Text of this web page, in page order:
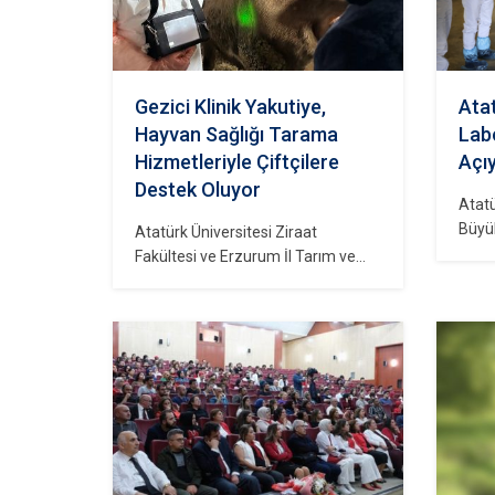
Gezici Klinik Yakutiye,
Hayvan Sağlığı Tarama
Hizmetleriyle Çiftçilere
Destek Oluyor
Atatürk Üniversitesi Ziraat
Fakültesi ve Erzurum İl Tarım ve
projesi, hayvan sağlığı tarama
hizmetleriyle çiftçilere önemli
destek sağlamaktadır. Bu
kapsamda, 29 Aralık 2023 tarihinde
Güzelova Mahallesi’nde
gerçekleştirilen tarama etkinliği,
bölgedeki çiftçilerin hayvan sağlık